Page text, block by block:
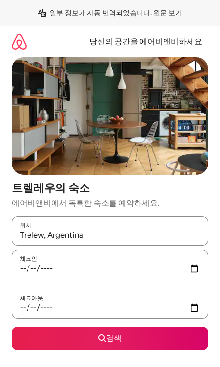
일부 정보가 자동 번역되었습니다. 원문 보기
당신의 공간을 에어비앤비하세요
트렐레우의 숙소
에어비앤비에서 독특한 숙소를 예약하세요.
위치
결과가 나오면 위·아래 화살표 키를 사용하거나 터치 또는 스와이
체크인
체크아웃
검색